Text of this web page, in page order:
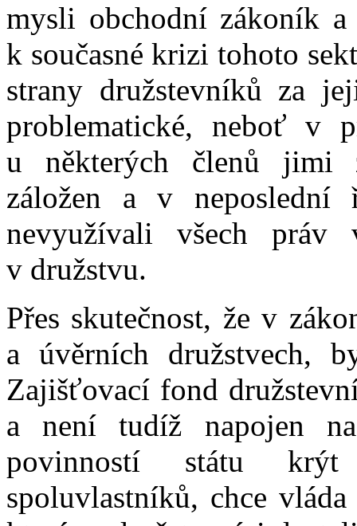
mysli obchodní zákoník
k současné krizi tohoto
strany družstevníků za
problematické, neboť v
u některých členů jimi
záložen a v neposlední
nevyužívali všech
v družstvu.
Přes skutečnost, že v
a úvěrních družstvech,
Zajišťovací fond
a není tudíž napojen
povinností státu krýt
spoluvlastníků, chce